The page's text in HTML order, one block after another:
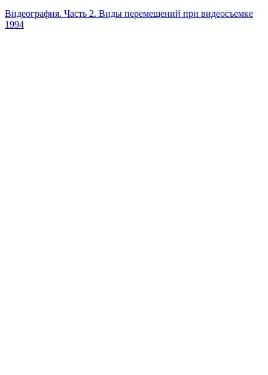
Видеография. Часть 2. Виды перемещений при видеосъемке
1994